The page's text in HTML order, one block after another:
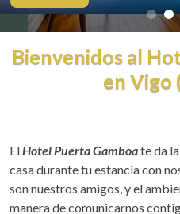
Bienvenidos al
en Vigo
ElHotel Puerta Gamboate da
casa durante tu estancia con
son nuestros amigos, y el
manera de comunicarnos